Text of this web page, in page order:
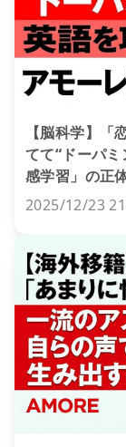
【脳科学】
てて“ドーパ
感学習」の正
2025/12/23